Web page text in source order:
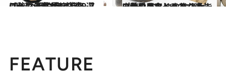
2023.11.4
【秋の外遊びも快適に！】 普段履きでもOK。ヘビロテできる スニーカー＆サンダル9選
ライフスタイル 2023.10.25
山登りもおしゃれも楽しみたい おしゃれな人たちの秋のアウトドア スナップ＆愛用アイテム
コミック ＆ エッセイ
FEATURE